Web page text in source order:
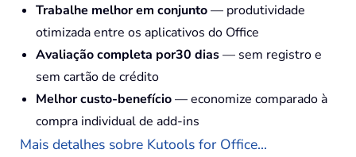
Trabalhe melhor em conjunto— produtividade
otimizada entre os aplicativos do Office
Avaliação completa por30 dias— sem registro e
sem cartão de crédito
Melhor custo-benefício— economize comparado à
compra individual de add-ins
Mais detalhes sobre Kutools for Office...